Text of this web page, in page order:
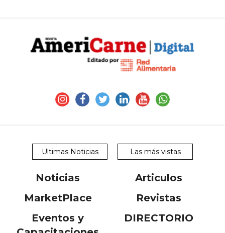
Ultimas Noticias Las más vistas
Noticias
Articulos
MarketPlace
Revistas
Eventos y
DIRECTORIO